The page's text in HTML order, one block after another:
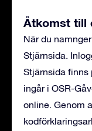
Åtkomst till
När du
Stjärnsida.
Stjärnsida finns
ingår i OSR-
online. Genom